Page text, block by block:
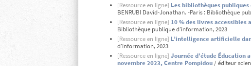
[Ressource en ligne] Les bibliothèques
BENRUBI David-Jonathan. -Paris : Bibliothèque
[Ressource en ligne] 10 % des livres accessibles
Bibliothèque publique d'information, 2023
[Ressource en ligne] L’intelligence artificielle
d'information, 2023
[Ressource en ligne] Journée d’étude Éducation
novembre 2023, Centre Pompidou/ éditeur